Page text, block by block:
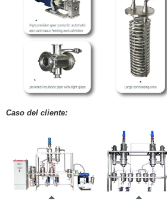
Caso del cliente: